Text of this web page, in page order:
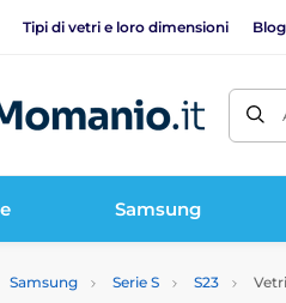
Tipi di vetri e loro dimensioni Blog
Samsung
Samsung Serie S S23